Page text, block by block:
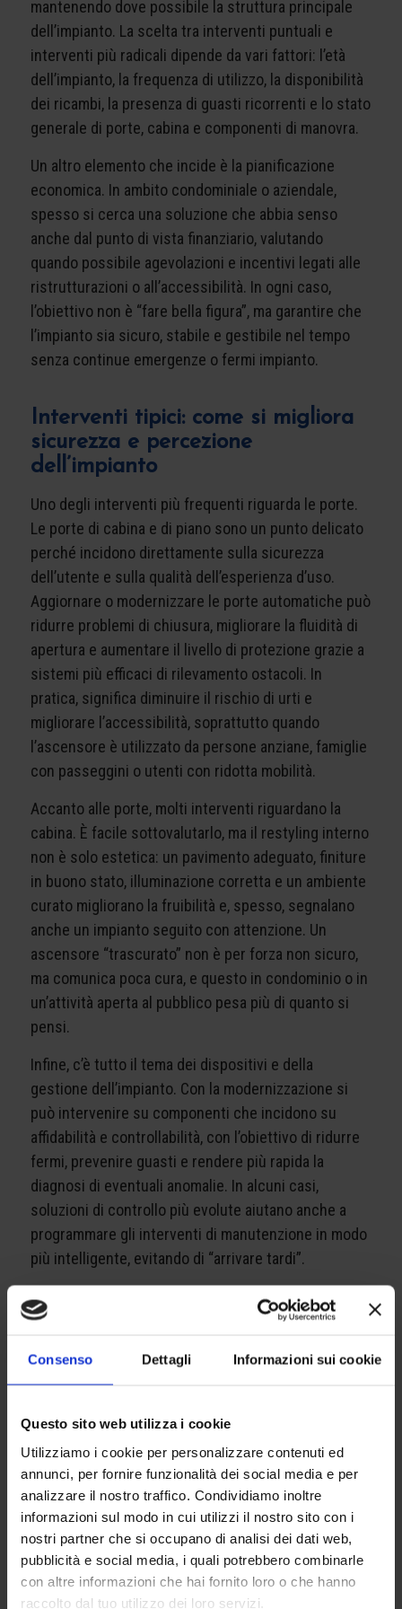
Consenso Dettagli Informazioni sui cookie
Questo sito web utilizza i cookie
Utilizziamo i cookie per personalizzare contenuti ed
annunci, per fornire funzionalità dei social media e per
analizzare il nostro traffico. Condividiamo inoltre
informazioni sul modo in cui utilizzi il nostro sito con i
nostri partner che si occupano di analisi dei dati web,
pubblicità e social media, i quali potrebbero combinarle
con altre informazioni che hai fornito loro o che hanno
raccolto dal tuo utilizzo dei loro servizi.
mantenendo dove possibile la struttura principale
dell’impianto. La scelta tra interventi puntuali e
interventi più radicali dipende da vari fattori: l’età
dell’impianto, la frequenza di utilizzo, la disponibilità
dei ricambi, la presenza di guasti ricorrenti e lo stato
generale di porte, cabina e componenti di manovra.
Un altro elemento che incide è la pianificazione
economica. In ambito condominiale o aziendale,
spesso si cerca una soluzione che abbia senso
anche dal punto di vista finanziario, valutando
quando possibile agevolazioni e incentivi legati alle
ristrutturazioni o all’accessibilità. In ogni caso,
l’obiettivo non è “fare bella figura”, ma garantire che
l’impianto sia sicuro, stabile e gestibile nel tempo
senza continue emergenze o fermi impianto.
Interventi tipici: come si migliora
sicurezza e percezione
dell’impianto
Uno degli interventi più frequenti riguarda le porte.
Le porte di cabina e di piano sono un punto delicato
perché incidono direttamente sulla sicurezza
dell’utente e sulla qualità dell’esperienza d’uso.
Aggiornare o modernizzare le porte automatiche può
ridurre problemi di chiusura, migliorare la fluidità di
apertura e aumentare il livello di protezione grazie a
sistemi più efficaci di rilevamento ostacoli. In
pratica, significa diminuire il rischio di urti e
migliorare l’accessibilità, soprattutto quando
l’ascensore è utilizzato da persone anziane, famiglie
con passeggini o utenti con ridotta mobilità.
Accanto alle porte, molti interventi riguardano la
cabina. È facile sottovalutarlo, ma il restyling interno
non è solo estetica: un pavimento adeguato, finiture
in buono stato, illuminazione corretta e un ambiente
curato migliorano la fruibilità e, spesso, segnalano
anche un impianto seguito con attenzione. Un
ascensore “trascurato” non è per forza non sicuro,
ma comunica poca cura, e questo in condominio o in
un’attività aperta al pubblico pesa più di quanto si
pensi.
Infine, c’è tutto il tema dei dispositivi e della
gestione dell’impianto. Con la modernizzazione si
può intervenire su componenti che incidono su
affidabilità e controllabilità, con l’obiettivo di ridurre
fermi, prevenire guasti e rendere più rapida la
diagnosi di eventuali anomalie. In alcuni casi,
soluzioni di controllo più evolute aiutano anche a
programmare gli interventi di manutenzione in modo
più intelligente, evitando di “arrivare tardi”.
Sicurezza e trasparenza: cosa
manutentore e proprietario
Le norme e le buone pratiche di settore spingono
verso un rapporto più chiaro e documentato tra chi
gestisce l’edificio (proprietario o amministratore) e
chi si occupa dell’ascensore. Questo significa avere
informazioni comprensibili sullo stato dell’impianto,
sugli interventi eseguiti, sulle priorità di
miglioramento e su ciò che è opportuno pianificare
nel medio periodo. In altre parole: meno sorprese,